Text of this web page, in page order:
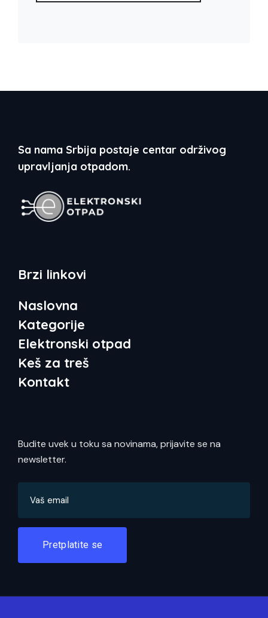
Sa nama Srbija postaje centar održivog
upravljanja otpadom.
Brzi linkovi
Naslovna
Kategorije
Elektronski otpad
Keš za treš
Kontakt
Budite uvek u toku sa novinama, prijavite se na
newsletter.
Pretplatite se